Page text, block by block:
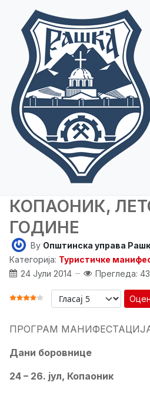
КОПАОНИК,
ГОДИНЕ
By Општинска управа
Категорија: Туристичке
24 Јули 2014
Прегледа:
ОЦЕНА КОРИСНИКА: 4
Оцените
ПРОГРАМ
Дани боровнице
24 – 26. јул, Копаоник